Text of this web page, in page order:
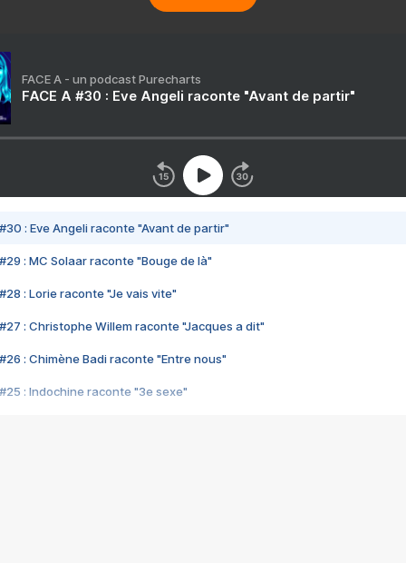
FACE A - un podcast Purecharts
FACE A #30 : Eve Angeli raconte "Avant de partir"
#30 : Eve Angeli raconte "Avant de partir"
#29 : MC Solaar raconte "Bouge de là"
#28 : Lorie raconte "Je vais vite"
#27 : Christophe Willem raconte "Jacques a dit"
#26 : Chimène Badi raconte "Entre nous"
#25 : Indochine raconte "3e sexe"